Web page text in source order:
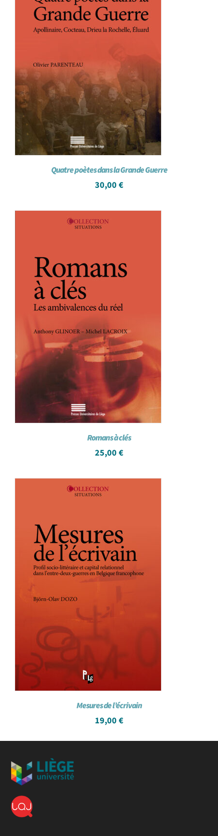
Quatre poètes dans la Grande Guerre
30,00 €
Romans à clés
25,00 €
Mesures de l’écrivain
19,00 €